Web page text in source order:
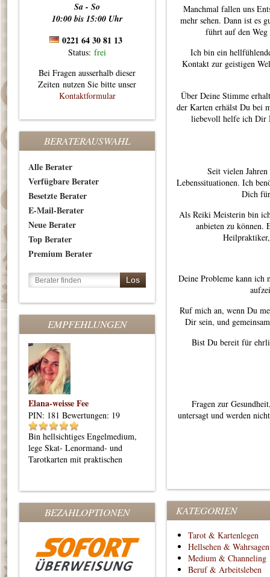
Sa - So
10:00 bis 15:00 Uhr
0221 64 30 81 13
Status: frei
Bei Fragen ausserhalb dieser
Zeiten nutzen Sie bitte unser
Kontaktformular
BERATERAUSWAHL
Alle Berater
Verfügbare Berater
Besetzte Berater
E-Mail-Berater
Neue Berater
Top Berater
Premium Berater
EMPFEHLUNGEN
Elana-weisse Fee
PIN: 181 Bewertungen: 19
Bin hellsichtiges Engelmedium,
lege Skat- Lenormand- und
Tarotkarten mit praktischen
Bewertungen: 359
und Bewusstseinscoaching***
BEZAHLOPTIONEN
Manchmal fallen uns
mehr sehen. Dann ist es
führt auf den
Ich bin ein
Kontakt zur geistigen
Über Deine Stimme
der Karten erhälst Du bei
liebevoll helfe ich Dir
Seit vielen
Lebenssituationen. Ich
Dich
Als Reiki Meisterin bin
anbieten zu können.
Deine Probleme kann ich
Ruf mich an, wenn Du
Dir sein, und
Bist Du bereit für
Fragen zur
untersagt und werden
KATEGORIEN
Tarot & Kartenlegen
Hellsehen & Wahrsagen
Medium & Channeling
Beruf & Arbeitsleben